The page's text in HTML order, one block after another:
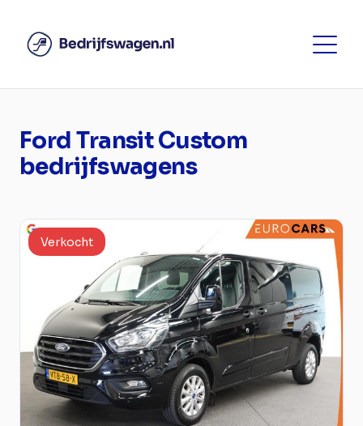
Ford Transit Custom
bedrijfswagens
Verkocht